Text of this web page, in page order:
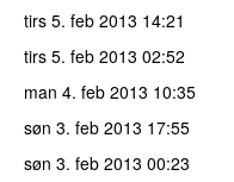
tirs 5. feb 2013 14:21
tirs 5. feb 2013 02:52
man 4. feb 2013 10:35
søn 3. feb 2013 17:55
søn 3. feb 2013 00:23